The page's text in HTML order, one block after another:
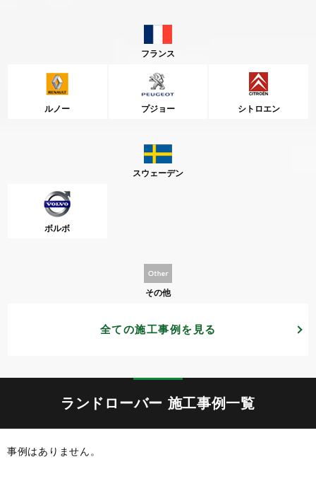
フランス
ルノー プジョー シトロエン
スウェーデン
ボルボ
その他
全ての施工事例を見る
ランドローバー 施工事例一覧
事例はありません。